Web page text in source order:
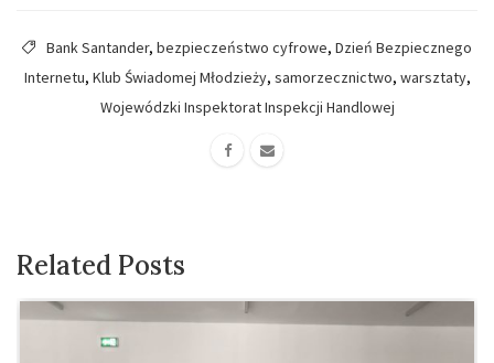
Bank Santander, bezpieczeństwo cyfrowe, Dzień Bezpiecznego
Internetu, Klub Świadomej Młodzieży, samorzecznictwo, warsztaty,
Wojewódzki Inspektorat Inspekcji Handlowej
Related Posts